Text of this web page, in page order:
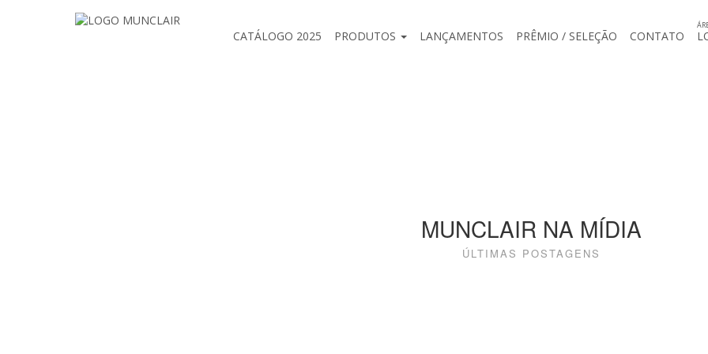
CATÁLOGO 2025 PRODUTOS LANÇAMENTOS PRÊMIO / SELEÇÃO CONTATO
MUNCLAIR NA MÍDIA
ÚLTIMAS POSTAGENS